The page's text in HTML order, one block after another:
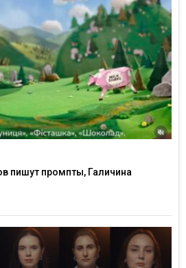
пишут промпты, Галичина